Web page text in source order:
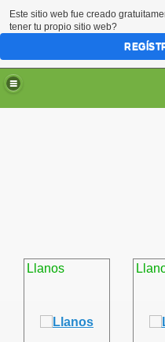
Llanos
Este sitio web fue creado
tener tu propio sitio web?